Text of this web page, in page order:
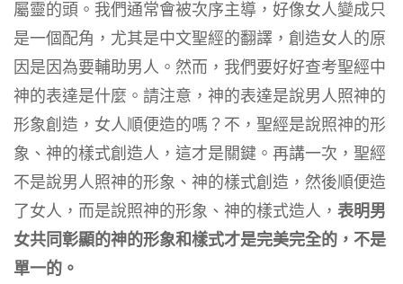
屬靈的頭。我們通常會被次序主導，好像女人變成只
是一個配角，尤其是中文聖經的翻譯，創造女人的原
因是因為要輔助男人。然而，我們要好好查考聖經中
神的表達是什麼。請注意，神的表達是說男人照神的
形象創造，女人順便造的嗎？不，聖經是說照神的形
象、神的樣式創造人，這才是關鍵。再講一次，聖經
不是說男人照神的形象、神的樣式創造，然後順便造
了女人，而是說照神的形象、神的樣式造人， 表明男
女共同彰顯的神的形象和樣式才是完美完全的，不是
單一的。